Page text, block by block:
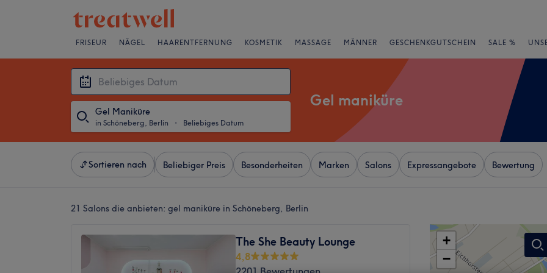
FRISEUR NÄGEL HAARENTFERNUNG KOSMETIK MASSAGE MÄNNER GESCHENKGUTSCHEIN SALE %
Gel Maniküre
in Schöneberg, Berlin ・ Beliebiges Datum
Gel maniküre
Sortieren nach Beliebiger Preis Besonderheiten Marken Salons Expressangebote Bewertung
21 Salons die anbieten: gel maniküre in Schöneberg, Berlin
The She Beauty Lounge
4,8
+
−